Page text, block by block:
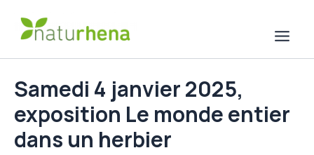
Samedi 4 janvier 2025,
exposition Le monde entier
dans un herbier